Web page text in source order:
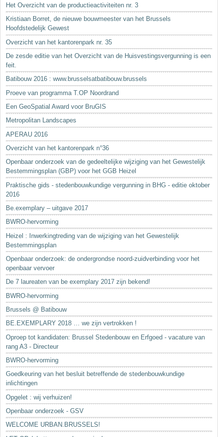
Het Overzicht van de productieactiviteiten nr. 3
Kristiaan Borret, de nieuwe bouwmeester van het Brussels
Hoofdstedelijk Gewest
Overzicht van het kantorenpark nr. 35
De zesde editie van het Overzicht van de Huisvestingsvergunning is een
feit.
Batibouw 2016 : www.brusselsatbatibouw.brussels
Proeve van programma T.OP Noordrand
Een GeoSpatial Award voor BruGIS
Metropolitan Landscapes
APERAU 2016
Overzicht van het kantorenpark n°36
Openbaar onderzoek van de gedeeltelijke wijziging van het Gewestelijk
Bestemmingsplan (GBP) voor het GGB Heizel
Praktische gids - stedenbouwkundige vergunning in BHG - editie oktober
2016
Be.exemplary – uitgave 2017
BWRO-hervorming
Heizel : Inwerkingtreding van de wijziging van het Gewestelijk
Bestemmingsplan
Openbaar onderzoek: de ondergrondse noord-zuidverbinding voor het
openbaar vervoer
De 7 laureaten van be exemplary 2017 zijn bekend!
BWRO-hervorming
Brussels @ Batibouw
BE.EXEMPLARY 2018 … we zijn vertrokken !
Oproep tot kandidaten: Brussel Stedenbouw en Erfgoed - vacature van
rang A3 - Directeur
BWRO-hervorming
Goedkeuring van het besluit betreffende de stedenbouwkundige
inlichtingen
Opgelet : wij verhuizen!
Openbaar onderzoek - GSV
WELCOME URBAN.BRUSSELS!